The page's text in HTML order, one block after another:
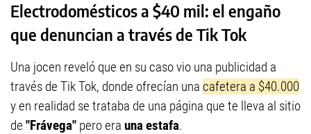
Electrodomésticos a $40 mil: el engaño
que denuncian a través de Tik Tok
Una jocen reveló que en su caso vio una publicidad a
través de Tik Tok, donde ofrecían una cafetera a $40.000
y en realidad se trataba de una página que te lleva al sitio
de "Frávega" pero era una estafa.